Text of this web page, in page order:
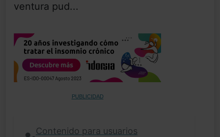
ventura pud...
PUBLICIDAD
Contenido para usuarios